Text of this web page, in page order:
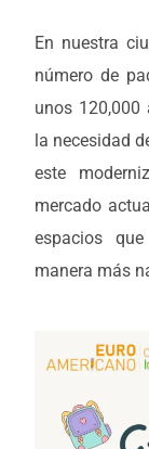
En nuestra
número de
unos 120,000
la necesidad
este
mercado
espacios
manera más